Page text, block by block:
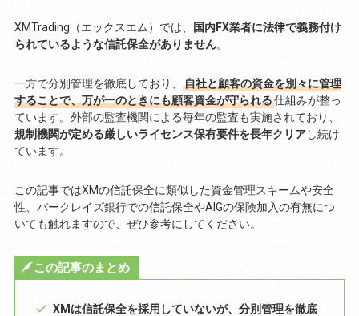
XMTrading（エックスエム）では、
国内FX業者に法律で義務付け
られているような信託保全がありません。
一方で分別管理を徹底しており、
自社と顧客の資金を別々に管理
することで、万が一のときにも顧客資金が守られる仕組みが整っ
ています。外部の監査機関による毎年の監査も実施されており、
規制機関が定める厳しいライセンス保有要件を長年クリアし続け
ています。
この記事ではXMの信託保全に類似した資金管理スキームや安全
性、バークレイズ銀行での信託保全やAIGの保険加入の有無につ
いても触れますので、ぜひ参考にしてください。
この記事のまとめ
XMは信託保全を採用していないが、分別管理を徹底